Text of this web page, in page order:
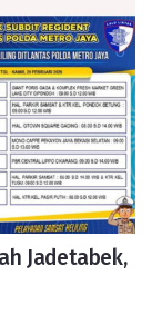
Jadetabek,